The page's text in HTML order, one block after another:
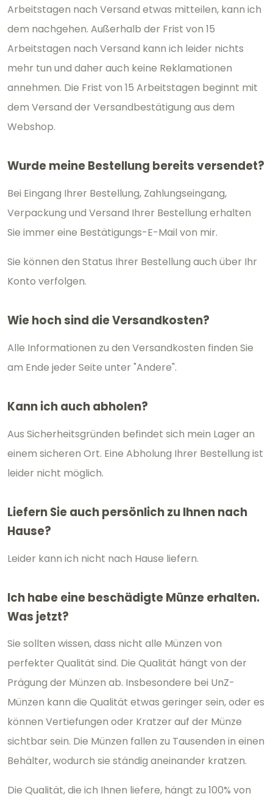
Arbeitstagen nach Versand etwas mitteilen, kann ich
dem nachgehen. Außerhalb der Frist von 15
Arbeitstagen nach Versand kann ich leider nichts
mehr tun und daher auch keine Reklamationen
annehmen. Die Frist von 15 Arbeitstagen beginnt mit
dem Versand der Versandbestätigung aus dem
Webshop.
Wurde meine Bestellung bereits versendet?
Bei Eingang Ihrer Bestellung, Zahlungseingang,
Verpackung und Versand Ihrer Bestellung erhalten
Sie immer eine Bestätigungs-E-Mail von mir.
Sie können den Status Ihrer Bestellung auch über Ihr
Konto verfolgen.
Wie hoch sind die Versandkosten?
Alle Informationen zu den Versandkosten finden Sie
am Ende jeder Seite unter "Andere".
Kann ich auch abholen?
Aus Sicherheitsgründen befindet sich mein Lager an
einem sicheren Ort. Eine Abholung Ihrer Bestellung ist
leider nicht möglich.
Liefern Sie auch persönlich zu Ihnen nach
Hause?
Leider kann ich nicht nach Hause liefern.
Ich habe eine beschädigte Münze erhalten.
Was jetzt?
Sie sollten wissen, dass nicht alle Münzen von
perfekter Qualität sind. Die Qualität hängt von der
Prägung der Münzen ab. Insbesondere bei UnZ-
Münzen kann die Qualität etwas geringer sein, oder es
können Vertiefungen oder Kratzer auf der Münze
sichtbar sein. Die Münzen fallen zu Tausenden in einen
Behälter, wodurch sie ständig aneinander kratzen.
Die Qualität, die ich Ihnen liefere, hängt zu 100% von